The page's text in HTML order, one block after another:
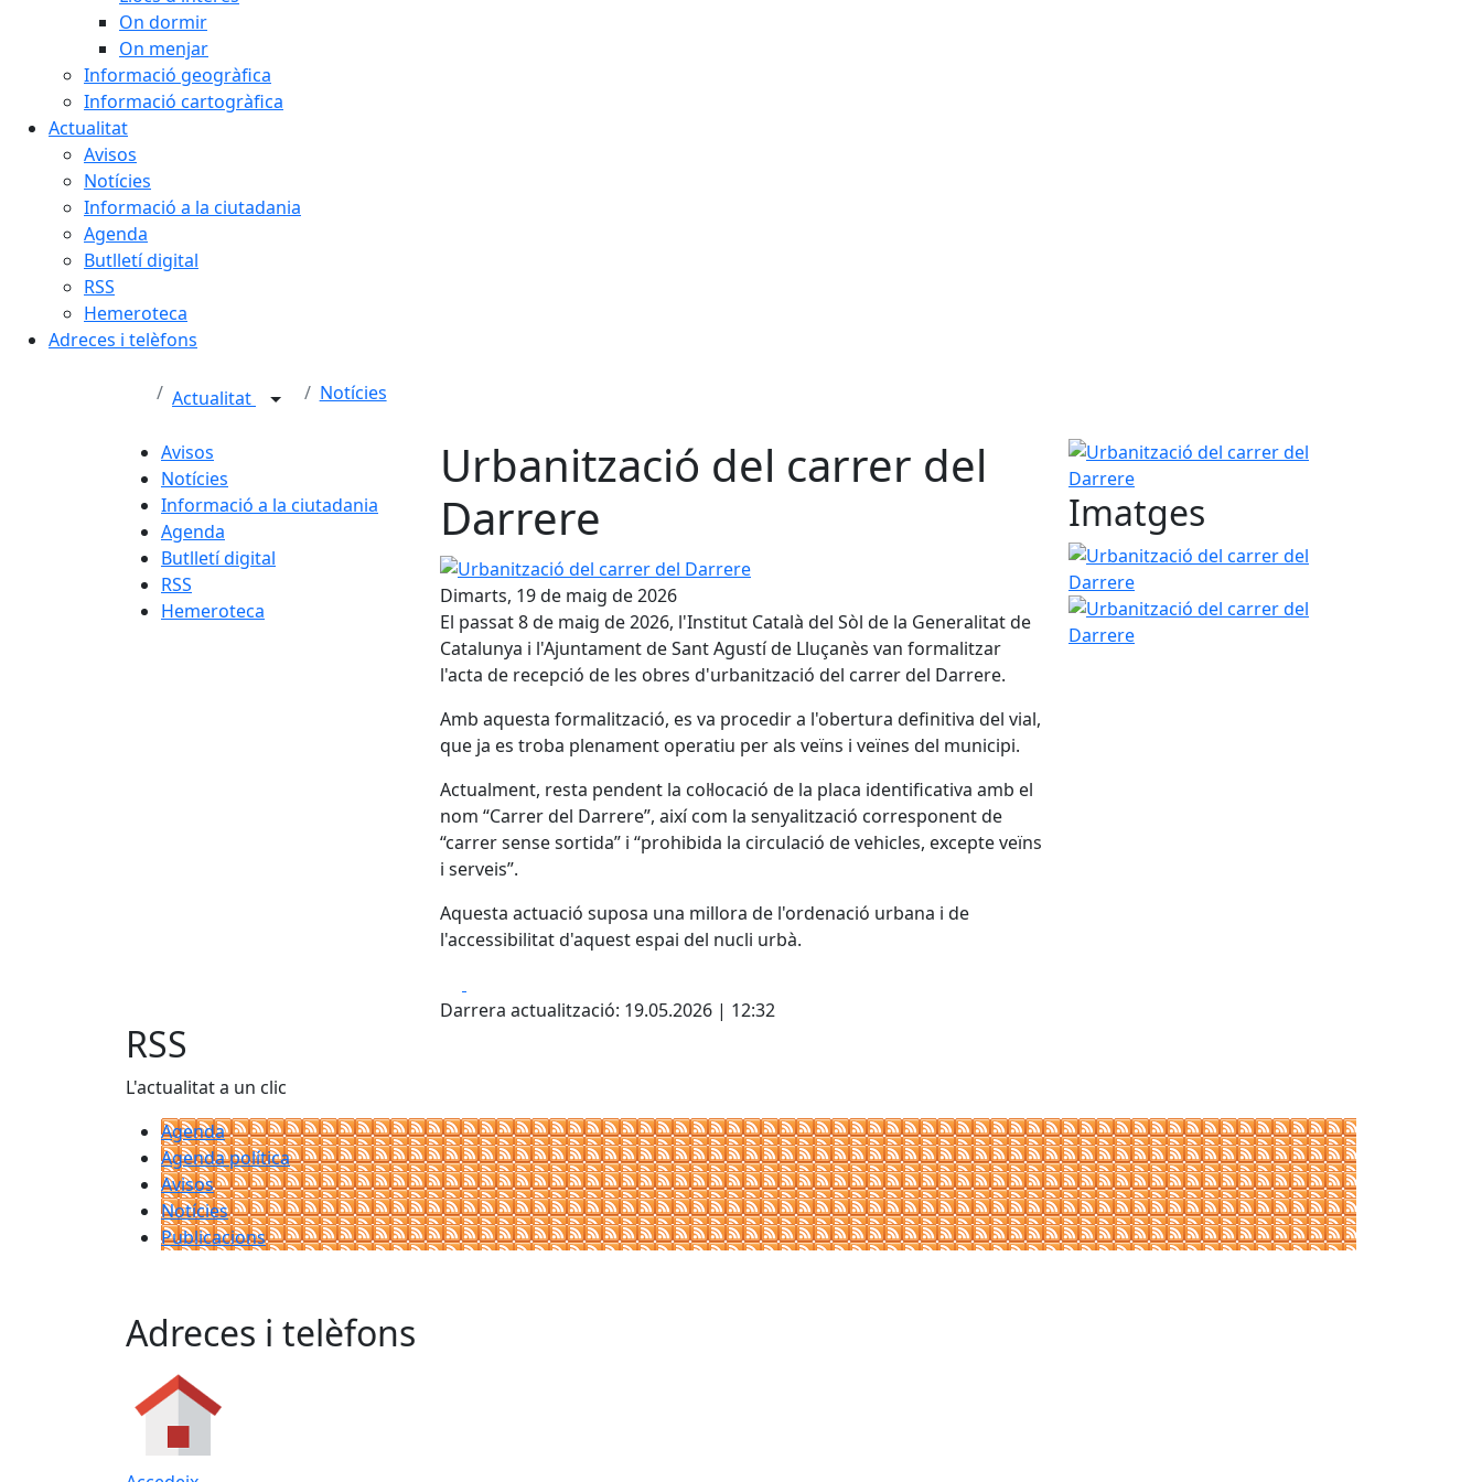
On dormir
On menjar
Informació geogràfica
Informació cartogràfica
Actualitat
Avisos
Notícies
Informació a la ciutadania
Agenda
Butlletí digital
RSS
Hemeroteca
Adreces i telèfons
Actualitat Notícies
Avisos
Notícies
Informació a la ciutadania
Agenda
Butlletí digital
RSS
Hemeroteca
Urbanització del carrer del
Darrere
Urbanització del carrer del Darrere
Dimarts, 19 de maig de 2026
El passat 8 de maig de 2026, l'Institut Català del Sòl de la Generalitat de
Catalunya i l'Ajuntament de Sant Agustí de Lluçanès van formalitzar
l'acta de recepció de les obres d'urbanització del carrer del Darrere.
Amb aquesta formalització, es va procedir a l'obertura definitiva del vial,
que ja es troba plenament operatiu per als veïns i veïnes del municipi.
Actualment, resta pendent la col·locació de la placa identificativa amb el
nom “Carrer del Darrere”, així com la senyalització corresponent de
“carrer sense sortida” i “prohibida la circulació de vehicles, excepte veïns
i serveis”.
Aquesta actuació suposa una millora de l'ordenació urbana i de
l'accessibilitat d'aquest espai del nucli urbà.
Darrera actualització: 19.05.2026 | 12:32
Urbanització del carrer del Darrere
Imatges
Urbanització del carrer del Darrere
Urbanització del carrer del Darrere
RSS
L'actualitat a un clic
Agenda
Agenda política
Avisos
Notícies
Publicacions
Adreces i telèfons